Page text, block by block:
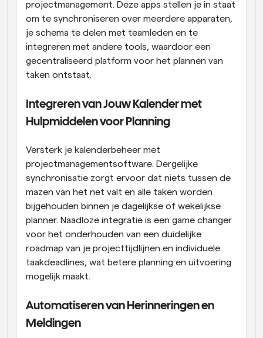
projectmanagement. Deze apps stellen je in staat
om te synchroniseren over meerdere apparaten,
je schema te delen met teamleden en te
integreren met andere tools, waardoor een
gecentraliseerd platform voor het plannen van
taken ontstaat.
Integreren van Jouw Kalender met
Hulpmiddelen voor Planning
Versterk je kalenderbeheer met
projectmanagementsoftware. Dergelijke
synchronisatie zorgt ervoor dat niets tussen de
mazen van het net valt en alle taken worden
bijgehouden binnen je dagelijkse of wekelijkse
planner. Naadloze integratie is een game changer
voor het onderhouden van een duidelijke
roadmap van je projecttijdlijnen en individuele
taakdeadlines, wat betere planning en uitvoering
mogelijk maakt.
Automatiseren van Herinneringen en
Meldingen